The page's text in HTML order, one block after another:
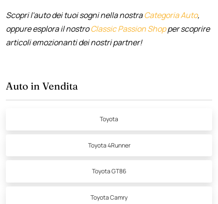
Scopri l'auto dei tuoi sogni nella nostraCategoria Auto,
oppure esplora il nostroClassic Passion Shopper scoprire
articoli emozionanti dei nostri partner!
Auto in Vendita
Toyota
Toyota 4Runner
Toyota GT86
Toyota Camry